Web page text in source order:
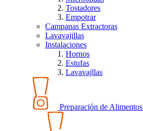
Tostadores
Empotrar
Campanas Extractoras
Lavavajillas
Instalaciones
Hornos
Estufas
Lavavajllas
Preparación de Alimentos